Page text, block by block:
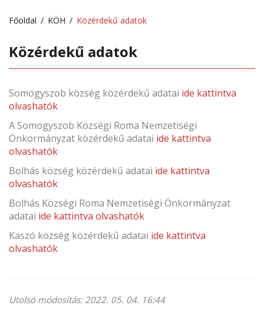
Főoldal KÖH Közérdekű adatok
Közérdekű adatok
Somogyszob község közérdekű adatai ide kattintva
olvashatók
A Somogyszob Községi Roma Nemzetiségi
Önkormányzat közérdekű adatai ide kattintva
olvashatók
Bolhás község közérdekű adatai ide kattintva
olvashatók
Bolhás Községi Roma Nemzetiségi Önkormányzat
adatai ide kattintva olvashatók
Kaszó község közérdekű adatai ide kattintva
olvashatók
Utolsó módosítás: 2022. 05. 04. 16:44